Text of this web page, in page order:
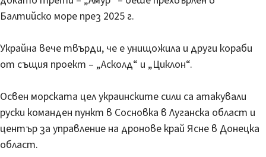
Балтийско море през 2025 г.
Украйна вече твърди, че е унищожила и други кораби
от същия проект – „Асколд“ и „Циклон“.
Освен морската цел украинските сили са атакували
руски команден пункт в Сосновка в Луганска област и
център за управление на дронове край Ясне в Донецка
област.